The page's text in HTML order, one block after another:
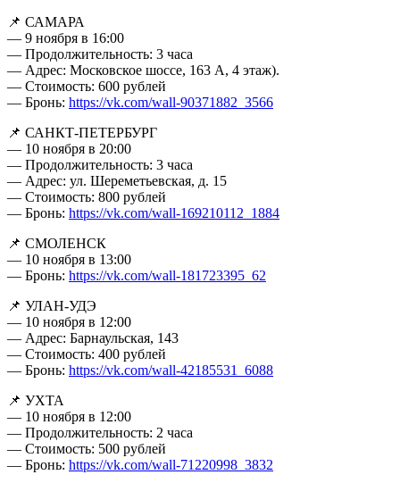
📌 САМАРА
— 9 ноября в 16:00
— Продолжительность: 3 часа
— Адрес: Московское шоссе, 163 А, 4 этаж).
— Стоимость: 600 рублей
— Бронь: https://vk.com/wall-90371882_3566
📌 САНКТ-ПЕТЕРБУРГ
— 10 ноября в 20:00
— Продолжительность: 3 часа
— Адрес: ул. Шереметьевская, д. 15
— Стоимость: 800 рублей
— Бронь: https://vk.com/wall-169210112_1884
📌 СМОЛЕНСК
— 10 ноября в 13:00
— Бронь: https://vk.com/wall-181723395_62
📌 УЛАН-УДЭ
— 10 ноября в 12:00
— Адрес: Барнаульская, 143
— Стоимость: 400 рублей
— Бронь: https://vk.com/wall-42185531_6088
📌 УХТА
— 10 ноября в 12:00
— Продолжительность: 2 часа
— Стоимость: 500 рублей
— Бронь: https://vk.com/wall-71220998_3832